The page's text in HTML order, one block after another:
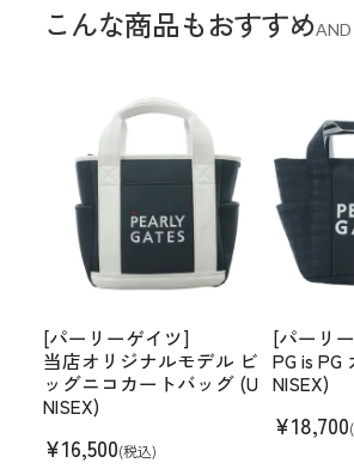
こんな商品もおすすめAND
[パーリーゲイツ]
当店オリジナルモデル ビ
ッグニコカートバッグ (U
NISEX)
¥16,500(税込)
[パーリ
PG is
NISEX)
¥18,700